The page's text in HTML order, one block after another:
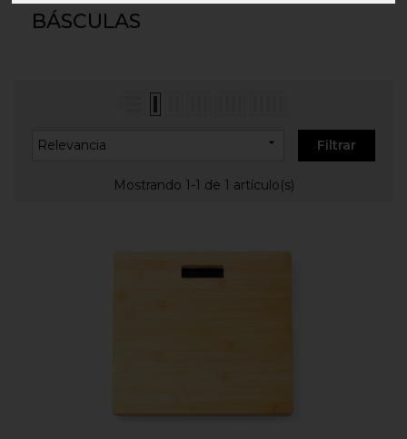
BÁSCULAS
Relevancia  Filtrar
Mostrando 1-1 de 1 artículo(s)